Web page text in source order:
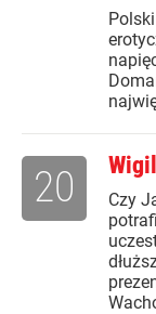
Czy
20